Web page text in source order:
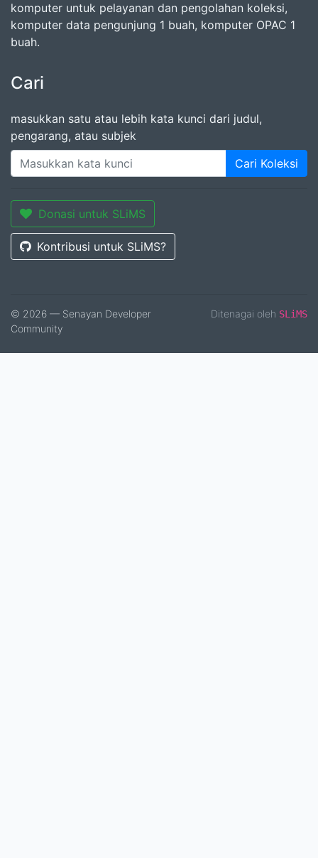
komputer untuk pelayanan dan pengolahan koleksi,
komputer data pengunjung 1 buah, komputer OPAC 1
buah.
Cari
masukkan satu atau lebih kata kunci dari judul,
pengarang, atau subjek
Cari Koleksi
Donasi untuk SLiMS
Kontribusi untuk SLiMS?
© 2026 — Senayan Developer
Community
Ditenagai oleh SLiMS